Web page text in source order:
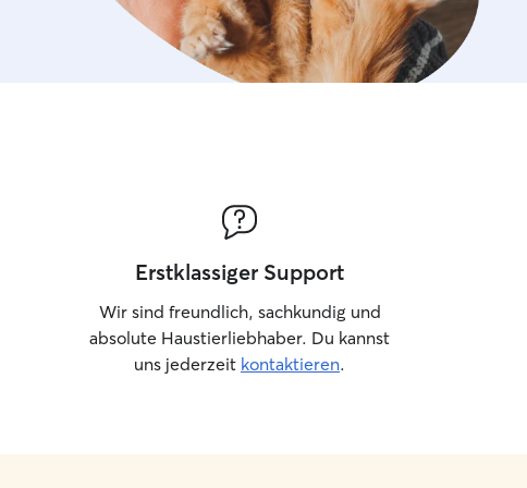
Tier mit so viel Vertrauen
Christina jederzeit
wirklich aus tiefstem
Erstklassiger Support
Wir sind freundlich, sachkundig und
absolute Haustierliebhaber. Du kannst
uns jederzeit kontaktieren.